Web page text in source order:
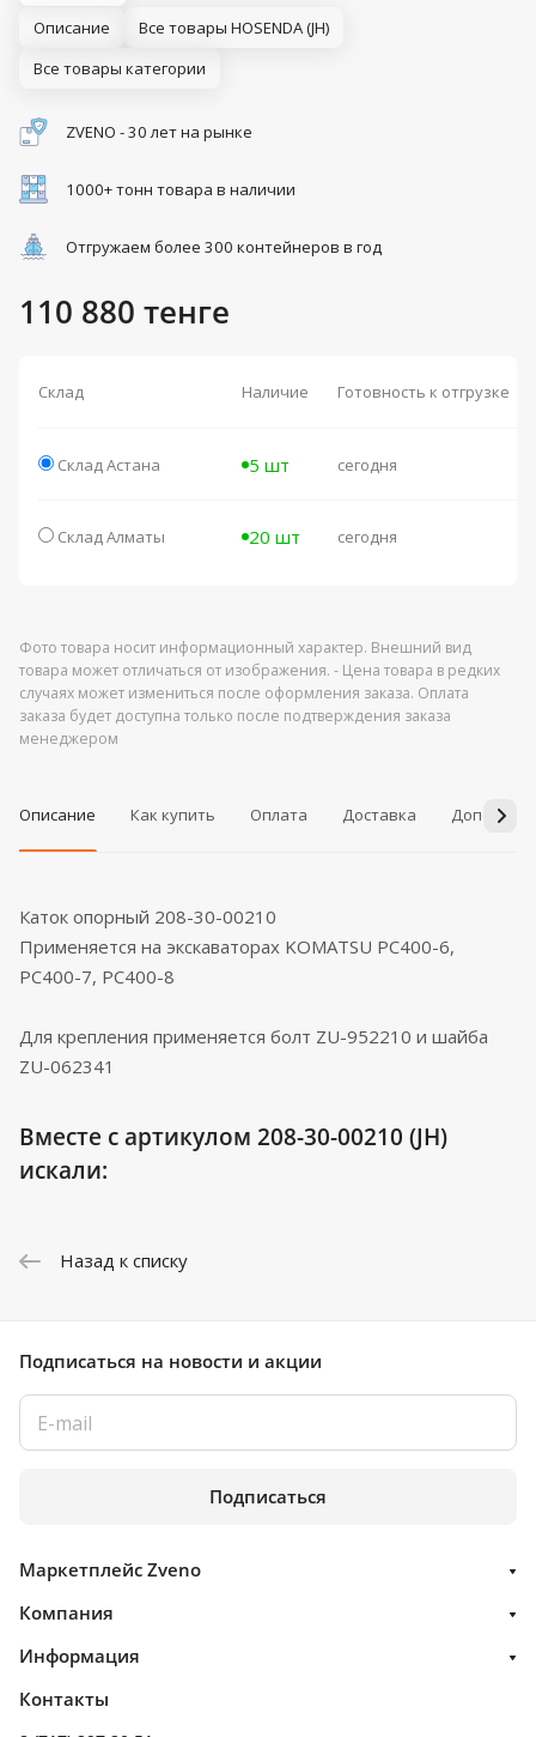
Описание
Все товары HOSENDA (JH)
Все товары категории
ZVENO - 30 лет на рынке
1000+ тонн товара в наличии
Отгружаем более 300 контейнеров в год
110 880 тенге
Склад Наличие Готовность к отгрузке
Склад Астана 5 шт сегодня
Склад Алматы 20 шт сегодня
Фото товара носит информационный характер. Внешний вид
товара может отличаться от изображения. - Цена товара в редких
случаях может измениться после оформления заказа. Оплата
заказа будет доступна только после подтверждения заказа
менеджером
Описание Как купить Оплата Доставка
Каток опорный 208-30-00210
Применяется на экскаваторах KOMATSU PC400-6,
PC400-7, PC400-8
Для крепления применяется болт ZU-952210 и шайба
ZU-062341
Вместе с артикулом 208-30-00210 (JH)
искали:
Назад к списку
Подписаться на новости и акции
Подписаться
Маркетплейс Zveno
Компания
Информация
Контакты